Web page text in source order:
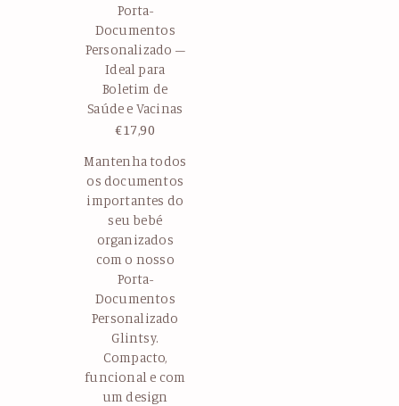
Porta-
Documentos
Personalizado –
Ideal para
Boletim de
Saúde e Vacinas
€17,90
Mantenha todos
os documentos
importantes do
seu bebé
organizados
com o nosso
Porta-
Documentos
Personalizado
Glintsy.
Compacto,
funcional e com
um design